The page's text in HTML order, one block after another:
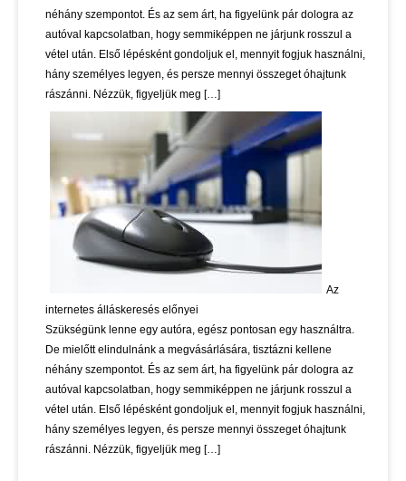
néhány szempontot. És az sem árt, ha figyelünk pár dologra az
autóval kapcsolatban, hogy semmiképpen ne járjunk rosszul a
vétel után. Első lépésként gondoljuk el, mennyit fogjuk használni,
hány személyes legyen, és persze mennyi összeget óhajtunk
rászánni. Nézzük, figyeljük meg […]
Az
internetes álláskeresés előnyei
Szükségünk lenne egy autóra, egész pontosan egy használtra.
De mielőtt elindulnánk a megvásárlására, tisztázni kellene
néhány szempontot. És az sem árt, ha figyelünk pár dologra az
autóval kapcsolatban, hogy semmiképpen ne járjunk rosszul a
vétel után. Első lépésként gondoljuk el, mennyit fogjuk használni,
hány személyes legyen, és persze mennyi összeget óhajtunk
rászánni. Nézzük, figyeljük meg […]